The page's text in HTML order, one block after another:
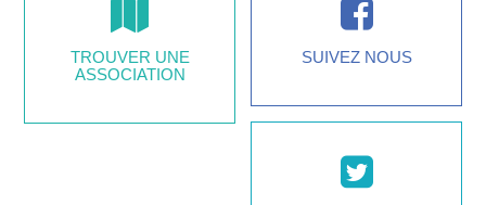
TROUVER UNE
ASSOCIATION
SUIVEZ NOUS